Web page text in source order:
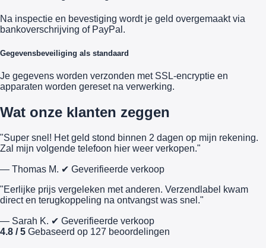
Na inspectie en bevestiging wordt je geld overgemaakt via
bankoverschrijving of PayPal.
Gegevensbeveiliging als standaard
Je gegevens worden verzonden met SSL-encryptie en
apparaten worden gereset na verwerking.
Wat onze klanten zeggen
"Super snel! Het geld stond binnen 2 dagen op mijn rekening.
Zal mijn volgende telefoon hier weer verkopen."
— Thomas M. ✔ Geverifieerde verkoop
"Eerlijke prijs vergeleken met anderen. Verzendlabel kwam
direct en terugkoppeling na ontvangst was snel."
— Sarah K. ✔ Geverifieerde verkoop
4.8 / 5 Gebaseerd op 127 beoordelingen